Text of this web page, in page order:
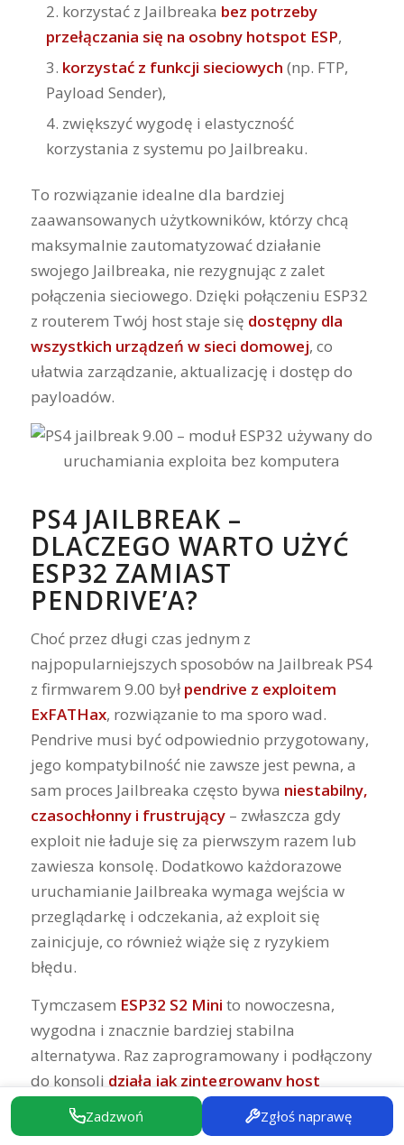
korzystać z Jailbreaka bez potrzeby
przełączania się na osobny hotspot ESP,
korzystać z funkcji sieciowych (np. FTP,
Payload Sender),
zwiększyć wygodę i elastyczność
korzystania z systemu po Jailbreaku.
To rozwiązanie idealne dla bardziej
zaawansowanych użytkowników, którzy chcą
maksymalnie zautomatyzować działanie
swojego Jailbreaka, nie rezygnując z zalet
połączenia sieciowego. Dzięki połączeniu ESP32
z routerem Twój host staje się dostępny dla
wszystkich urządzeń w sieci domowej, co
ułatwia zarządzanie, aktualizację i dostęp do
payloadów.
PS4 JAILBREAK –
DLACZEGO WARTO UŻYĆ
ESP32 ZAMIAST
PENDRIVE’A?
Choć przez długi czas jednym z
najpopularniejszych sposobów na Jailbreak PS4
z firmwarem 9.00 był pendrive z exploitem
ExFATHax, rozwiązanie to ma sporo wad.
Pendrive musi być odpowiednio przygotowany,
jego kompatybilność nie zawsze jest pewna, a
sam proces Jailbreaka często bywa niestabilny,
czasochłonny i frustrujący– zwłaszcza gdy
exploit nie ładuje się za pierwszym razem lub
zawiesza konsolę. Dodatkowo każdorazowe
uruchamianie Jailbreaka wymaga wejścia w
przeglądarkę i odczekania, aż exploit się
zainicjuje, co również wiąże się z ryzykiem
błędu.
Tymczasem ESP32 S2 Mini to nowoczesna,
wygodna i znacznie bardziej stabilna
alternatywa. Raz zaprogramowany i podłączony
do konsoli działa jak zintegrowany host
Jailbreaka
, który uruchamia się automatycznie i
niezawodnie, bez potrzeby korzystania z
Zadzwoń Zgłoś naprawę